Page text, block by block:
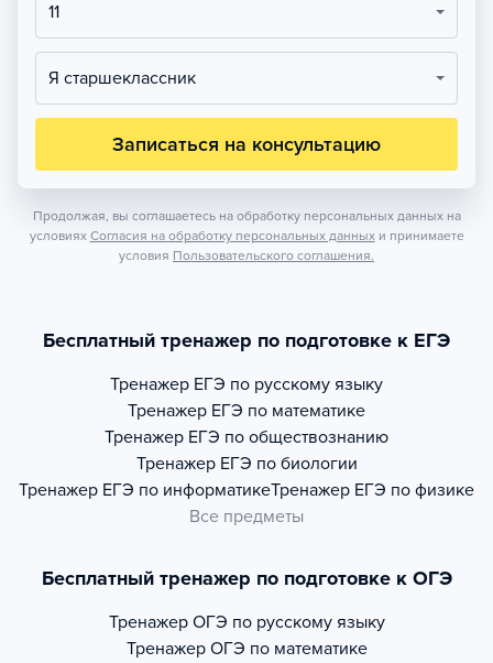
11
Я старшеклассник
Записаться на консультацию
Продолжая, вы соглашаетесь на обработку персональных данных на
условиях Согласия на обработку персональных данных и принимаете
условия Пользовательского соглашения.
Бесплатный тренажер по подготовке к ЕГЭ
Тренажер ЕГЭ по русскому языку
Тренажер ЕГЭ по математике
Тренажер ЕГЭ по обществознанию
Тренажер ЕГЭ по биологии
Тренажер ЕГЭ по информатикеТренажер ЕГЭ по физике
Все предметы
Бесплатный тренажер по подготовке к ОГЭ
Тренажер ОГЭ по русскому языку
Тренажер ОГЭ по математике